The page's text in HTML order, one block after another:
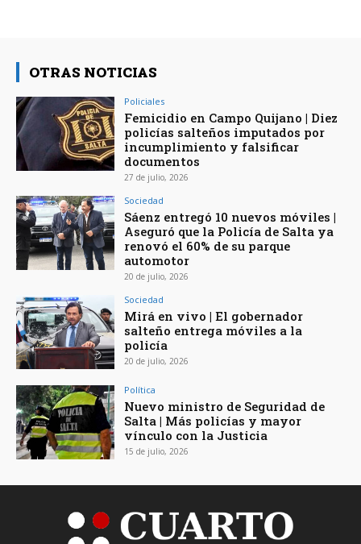
OTRAS NOTICIAS
Policiales
Femicidio en Campo Quijano | Diez
policías salteños imputados por
incumplimiento y falsificar
documentos
27 de julio, 2026
Sociedad
Sáenz entregó 10 nuevos móviles |
Aseguró que la Policía de Salta ya
renovó el 60% de su parque
automotor
20 de julio, 2026
Sociedad
Mirá en vivo | El gobernador
salteño entrega móviles a la
policía
20 de julio, 2026
Política
Nuevo ministro de Seguridad de
Salta | Más policías y mayor
vínculo con la Justicia
15 de julio, 2026